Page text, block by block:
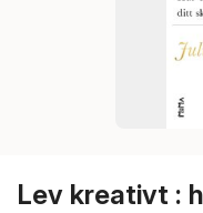
Lev kreativt :